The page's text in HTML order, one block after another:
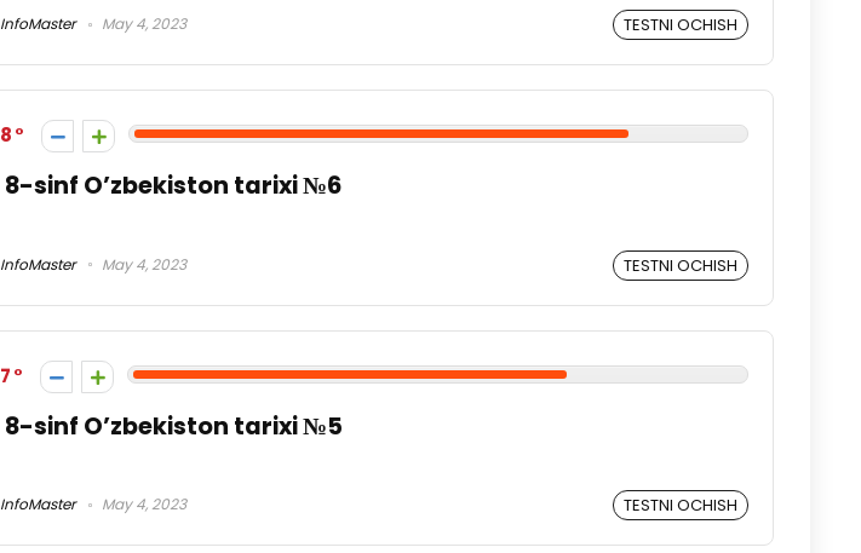
InfoMaster May 4, 2023 TESTNI OCHISH
8
8-sinf O’zbekiston tarixi №6
InfoMaster May 4, 2023 TESTNI OCHISH
7
8-sinf O’zbekiston tarixi №5
InfoMaster May 4, 2023 TESTNI OCHISH